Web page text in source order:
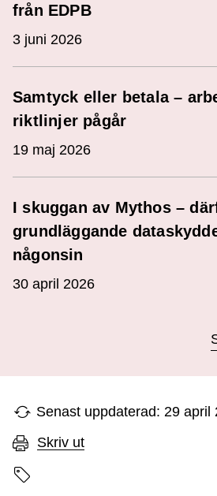
från EDPB
3 juni 2026
Samtyck eller betala –
riktlinjer pågår
19 maj 2026
I skuggan av Mythos –
grundläggande
någonsin
30 april 2026
Senast uppdaterad: 29 april
Skriv ut
Sidans etiketter